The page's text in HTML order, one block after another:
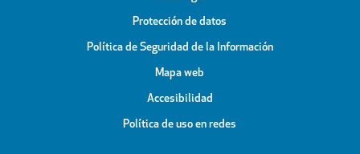
Protección de datos
Política de Seguridad de la Información
Mapa web
Accesibilidad
Política de uso en redes